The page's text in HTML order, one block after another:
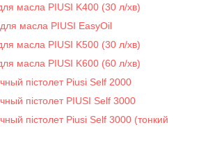
масла PIUSI K400 (30 л/хв)
масла PIUSI EasyOil
масла PIUSI K500 (30 л/хв)
масла PIUSI K600 (60 л/хв)
пістолет Piusi Self 2000
пістолет PIUSI Self 3000
пістолет Piusi Self 3000 (тонкий